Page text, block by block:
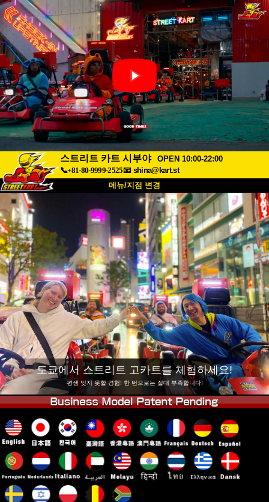
스트리트 카트 시부야
OPEN 10:00-22:00
📞+81-80-9999-2525📧 shina@kart.st
메뉴/지점 변경
최상단
소개 사양 가격
접근성 고객 리뷰 자주 묻는 질문
회사 정보 예약
지점 변경
도쿄 시나가와 #1 도쿄 아키하바라#1
도쿄 아키하바라#2 도쿄 시부야
도쿄 시부야 애넥스 도쿄 베이
도쿄 아사쿠사 오사카
오키나와
도쿄에서 스트리트 고카트를 체험하세요!
평생 잊지 못할 경험! 한 번으로는 절대 부족합니다!